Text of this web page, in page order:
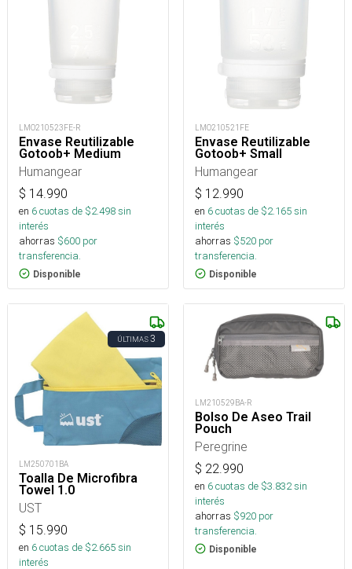
LMO210523FE-R
Envase Reutilizable
Gotoob+ Medium
Humangear
$ 14.990
en 6cuotas de $2.498sin
interés
ahorras $600 por
transferencia.
Disponible
LMO210521FE
Envase Reutilizable
Gotoob+ Small
Humangear
$ 12.990
en 6cuotas de $2.165sin
interés
ahorras $520 por
transferencia.
Disponible
ÚLTIMAS3
LM250701BA
Toalla De Microfibra
Towel 1.0
UST
$ 15.990
en 6cuotas de $2.665sin
interés
LM210529BA-R
Bolso De Aseo Trail
Pouch
Peregrine
$ 22.990
en 6cuotas de $3.832sin
interés
ahorras $920 por
transferencia.
Disponible